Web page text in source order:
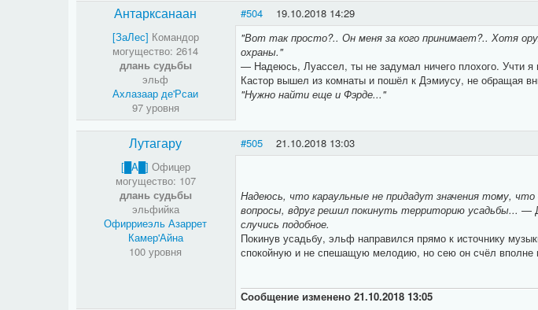
Антарксанаан #504 19.10.2018 14:29
[ЗаЛес] Командор
могущество: 2614
длань судьбы
эльф
Ахлазаар де'Рсаи
97 уровня
"Вот так просто?.. Он меня за кого принимает?.. Хотя
охраны."
— Надеюсь, Луассел, ты не задумал ничего плохого. Учти я
Кастор вышел из комнаты и пошёл к Дэмиусу, не обращая
"Нужно найти еще и Фэрде..."
Лутагару #505 21.10.2018 13:03
[█A█] Офицер
могущество: 107
длань судьбы
эльфийка
Офирриеэль Азаррет
Камер'Айна
100 уровня
Надеюсь, что караульные не придадут значения тому,
вопросы, вдруг решил покинуть территорию усадьбы... —
случись подобное.
Покинув усадьбу, эльф направился прямо к источнику
спокойную и не спешащую мелодию, но сею он счёл вполне
Сообщение изменено21.10.2018 13:05